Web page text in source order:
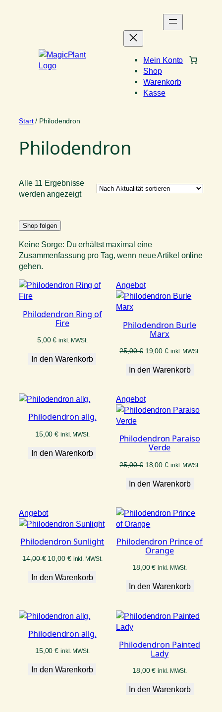
Mein Konto
Shop
Warenkorb
Kasse
Start/ Philodendron
Philodendron
Alle 11 Ergebnisse
werden angezeigtNach
Shop folgen
Keine Sorge: Du erhältst maximal eine
Zusammenfassung pro Tag, wenn neue Artikel online
gehen.
Philodendron Ring of
Fire
5,00€ inkl. MWSt.
In den Warenkorb
AngebotProdukt
im
Philodendron Burle
Marx
25,00€ Ursprünglicher
war:
19,00€Aktueller
ist:
inkl. MWSt.
In den Warenkorb
Philodendron allg.
15,00€ inkl. MWSt.
In den Warenkorb
AngebotProdukt
im
Philodendron Paraiso
Verde
25,00€ Ursprünglicher
war:
18,00€Aktueller
ist:
inkl. MWSt.
In den Warenkorb
AngebotProdukt
im
Philodendron Sunlight
14,00€ Ursprünglicher
war:
10,00 €Aktueller
ist:
inkl. MWSt.
In den Warenkorb
Philodendron Prince of
Orange
18,00€ inkl. MWSt.
In den Warenkorb
Philodendron allg.
15,00€ inkl. MWSt.
In den Warenkorb
Philodendron Painted
Lady
18,00€ inkl. MWSt.
In den Warenkorb